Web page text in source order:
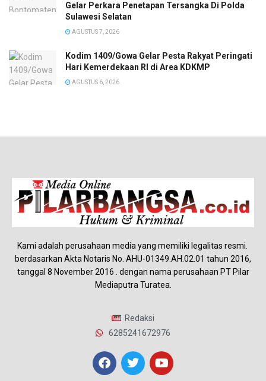
Gelar Perkara Penetapan Tersangka Di Polda
Sulawesi Selatan
AGUSTUS 7, 2026
Kodim 1409/Gowa Gelar Pesta Rakyat Peringati
Hari Kemerdekaan RI di Area KDKMP
AGUSTUS 6, 2026
Kami adalah perusahaan media yang memiliki legalitas resmi.
berdasarkan Akta Notaris No. AHU-01349.AH.02.01 tahun 2016,
tanggal 8 November 2016 . dengan nama perusahaan PT Pilar
Mediaputra Turatea.
Redaksi
6285241672976